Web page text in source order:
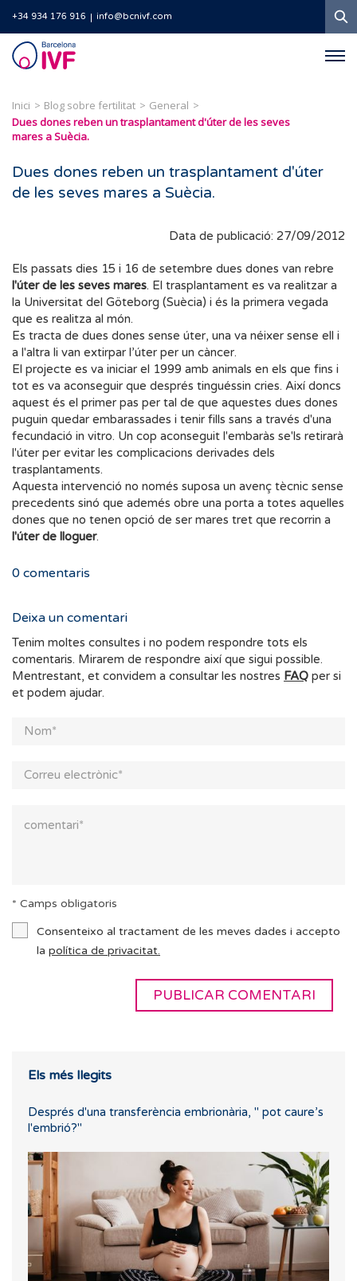
+34 934 176 916 info@bcnivf.com
Barcelona
IVF
Inici Blog sobre fertilitat
General
Dues dones reben un trasplantament d'úter de les seves
mares a Suècia.
Dues dones reben un trasplantament d'úter
de les seves mares a Suècia.
Data de publicació: 27/09/2012
Els passats dies 15 i 16 de setembre dues dones van rebre
l'úter de les seves mares. El trasplantament es va realitzar a
la Universitat del Göteborg (Suècia) i és la primera vegada
que es realitza al món.
Es tracta de dues dones sense úter, una va néixer sense ell i
a l'altra li van extirpar l’úter per un càncer.
El projecte es va iniciar el 1999 amb animals en els que fins i
tot es va aconseguir que després tinguéssin cries. Així doncs
aquest és el primer pas per tal de que aquestes dues dones
puguin quedar embarassades i tenir fills sans a través d'una
fecundació in vitro. Un cop aconseguit l'embaràs se'ls retirarà
l'úter per evitar les complicacions derivades dels
trasplantaments.
Aquesta intervenció no només suposa un avenç tècnic sense
precedents sinó que ademés obre una porta a totes aquelles
dones que no tenen opció de ser mares tret que recorrin a
l'úter de lloguer.
0 comentaris
Deixa un comentari
Tenim moltes consultes i no podem respondre tots els
comentaris. Mirarem de respondre així que sigui possible.
Mentrestant, et convidem a consultar les nostres FAQ per si
et podem ajudar.
* Camps obligatoris
Consenteixo al tractament de les meves dades i accepto
la política de privacitat.
Els més llegits
Després d'una transferència embrionària, " pot caure’s
l'embrió?"